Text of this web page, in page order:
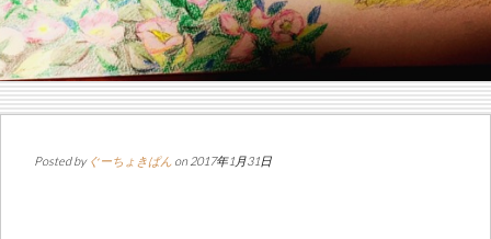
o
n
Posted by ぐーちょきぱん on 2017年1月31日